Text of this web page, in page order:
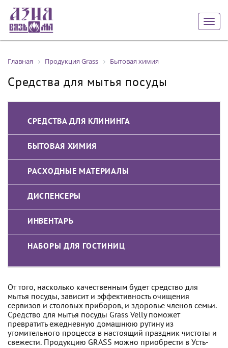
Главная Продукция Grass Бытовая химия
Средства для мытья посуды
СРЕДСТВА ДЛЯ КЛИНИНГА
БЫТОВАЯ ХИМИЯ
РАСХОДНЫЕ МАТЕРИАЛЫ
ДИСПЕНСЕРЫ
ИНВЕНТАРЬ
НАБОРЫ ДЛЯ ГОСТИНИЦ
От того, насколько качественным будет средство для
мытья посуды, зависит и эффективность очищения
сервизов и столовых приборов, и здоровье членов семьи.
Средство для мытья посуды Grass Velly поможет
превратить ежедневную домашнюю рутину из
утомительного процесса в настоящий праздник чистоты и
свежести. Продукцию GRASS можно приобрести в Усть-